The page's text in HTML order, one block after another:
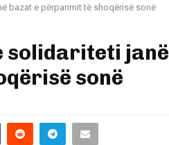
bazat e përparimit të shoqërisë sonë
solidariteti janë
sonë